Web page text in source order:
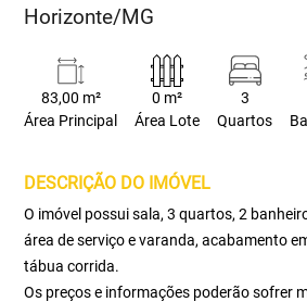
Horizonte/MG
83,00 m²
Área Principal
0 m²
Área Lote
3
Quartos
DESCRIÇÃO DO IMÓVEL
O imóvel possui sala, 3 quartos, 2
área de serviço e varanda, acabamento
tábua corrida.
Os preços e informações poderão sofrer